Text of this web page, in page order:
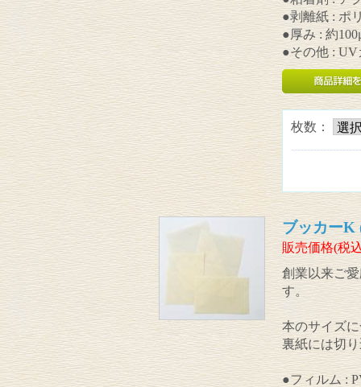
●剥離紙 : ポ
●厚み : 約
●その他 :
枚数：
ブッカーK
販売価格(税
創業以来ご
す。
本のサイズ
裏紙には切
●フィルム :